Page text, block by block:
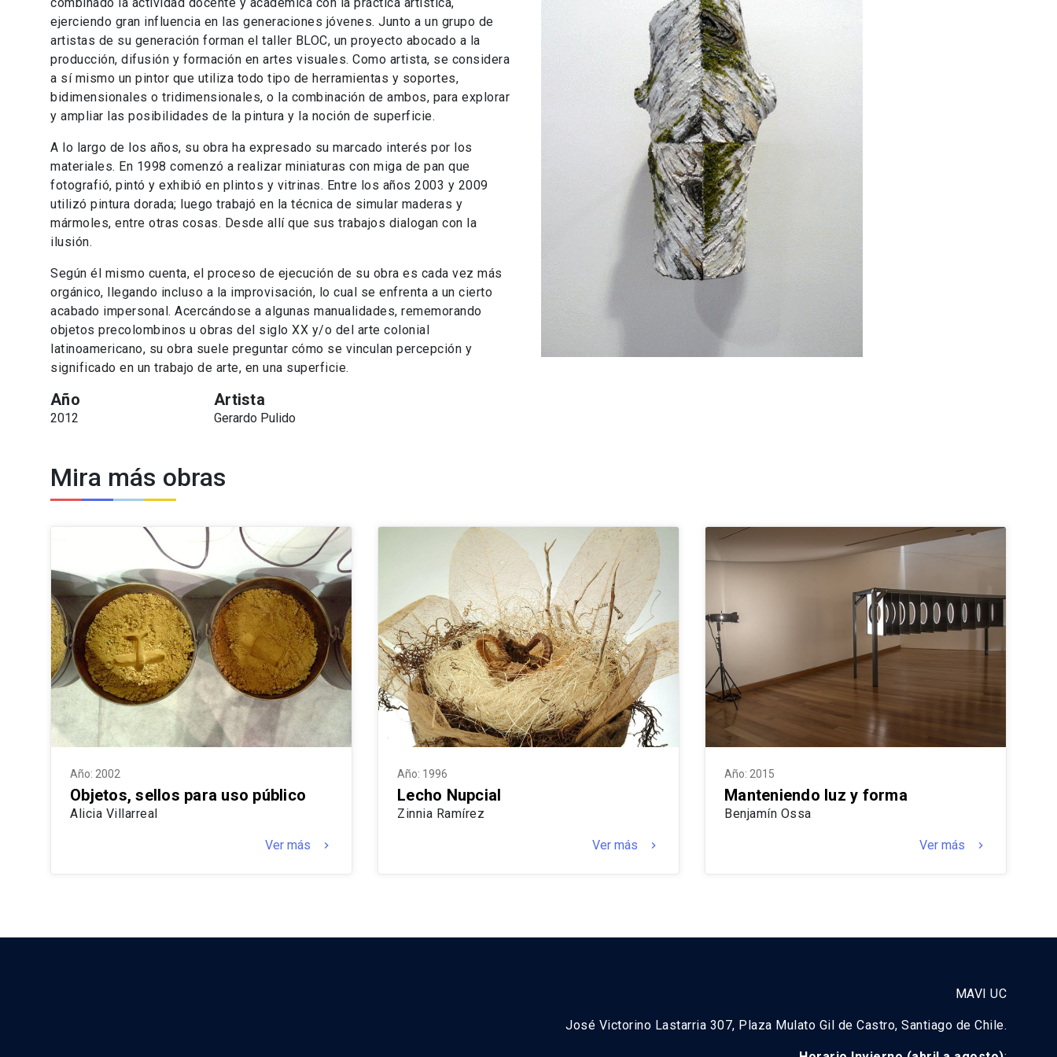
ejerciendo gran influencia en las generaciones jóvenes. Junto a un grupo de
artistas de su generación forman el taller BLOC, un proyecto abocado a la
producción, difusión y formación en artes visuales. Como artista, se considera
a sí mismo un pintor que utiliza todo tipo de herramientas y soportes,
bidimensionales o tridimensionales, o la combinación de ambos, para explorar
y ampliar las posibilidades de la pintura y la noción de superficie.
A lo largo de los años, su obra ha expresado su marcado interés por los
materiales. En 1998 comenzó a realizar miniaturas con miga de pan que
fotografió, pintó y exhibió en plintos y vitrinas. Entre los años 2003 y 2009
utilizó pintura dorada; luego trabajó en la técnica de simular maderas y
mármoles, entre otras cosas. Desde allí que sus trabajos dialogan con la
ilusión.
Según él mismo cuenta, el proceso de ejecución de su obra es cada vez más
orgánico, llegando incluso a la improvisación, lo cual se enfrenta a un cierto
acabado impersonal. Acercándose a algunas manualidades, rememorando
objetos precolombinos u obras del siglo XX y/o del arte colonial
latinoamericano, su obra suele preguntar cómo se vinculan percepción y
significado en un trabajo de arte, en una superficie.
Año
2012
Artista
Gerardo Pulido
Mira más obras
Año: 2002
Objetos, sellos para uso público
Alicia Villarreal
Ver más keyboard_arrow_right
Año: 1996
Lecho Nupcial
Zinnia Ramírez
Ver más keyboard_arrow_right
Año: 2015
Manteniendo luz y forma
Benjamín Ossa
Ver más keyboard_arrow_right
MAVI UC
José Victorino Lastarria 307, Plaza Mulato Gil de Castro, Santiago de Chile.